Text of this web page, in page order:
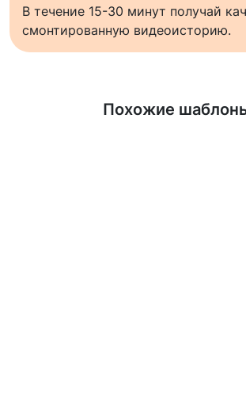
В течение 15-30 минут получай
смонтированную видеоисторию.
Похожие
Узнать больше